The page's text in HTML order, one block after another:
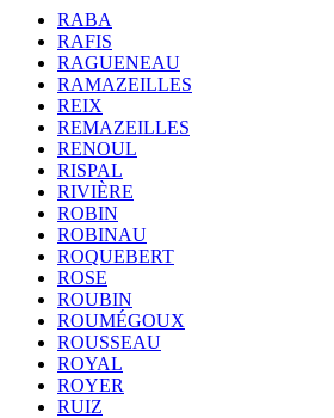
RABA
RAFIS
RAGUENEAU
RAMAZEILLES
REIX
REMAZEILLES
RENOUL
RISPAL
RIVIÈRE
ROBIN
ROBINAU
ROQUEBERT
ROSE
ROUBIN
ROUMÉGOUX
ROUSSEAU
ROYAL
ROYER
RUIZ